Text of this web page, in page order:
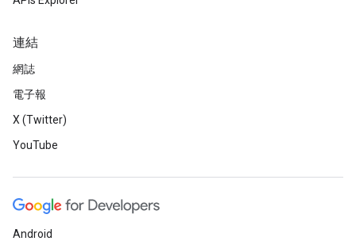
連結
網誌
電子報
X (Twitter)
YouTube
Android